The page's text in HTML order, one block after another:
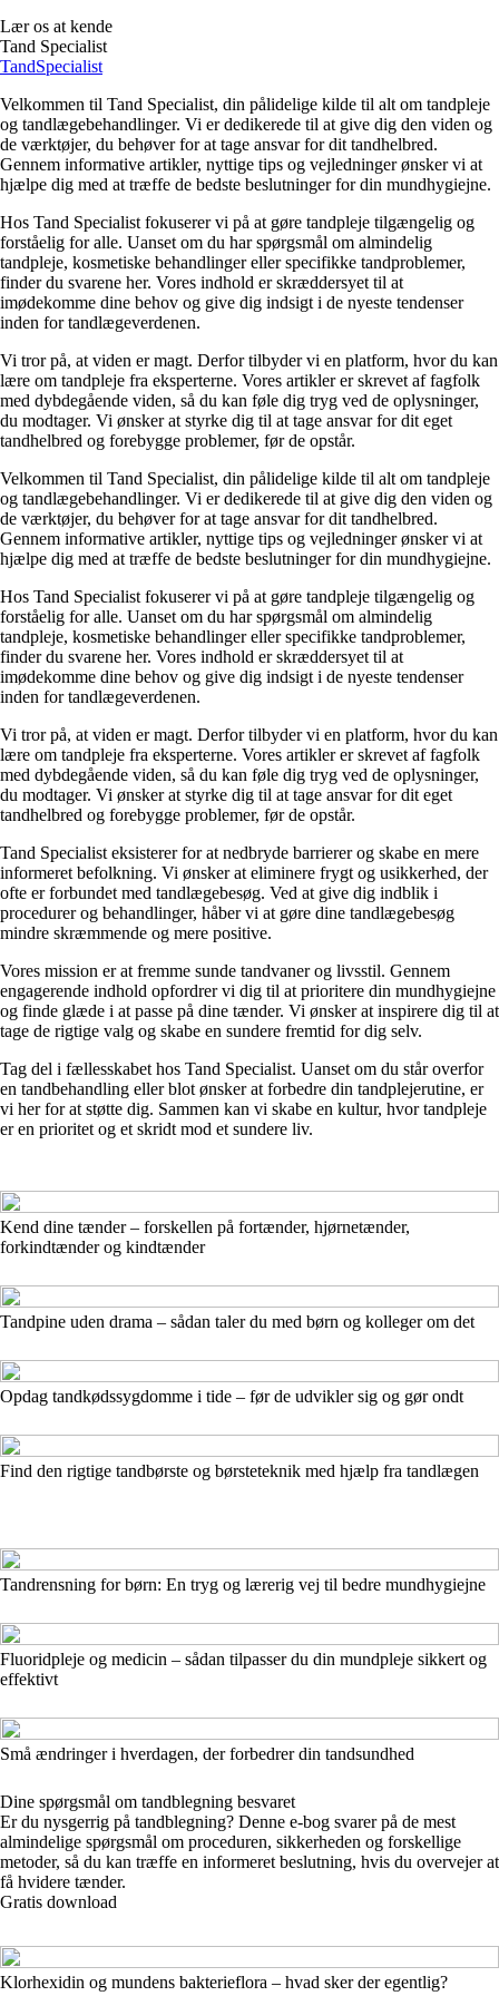
Lær os at kende
Tand Specialist
TandSpecialist
Velkommen til Tand Specialist, din pålidelige kilde til alt om tandpleje
og tandlægebehandlinger. Vi er dedikerede til at give dig den viden og
de værktøjer, du behøver for at tage ansvar for dit tandhelbred.
Gennem informative artikler, nyttige tips og vejledninger ønsker vi at
hjælpe dig med at træffe de bedste beslutninger for din mundhygiejne.
Hos Tand Specialist fokuserer vi på at gøre tandpleje tilgængelig og
forståelig for alle. Uanset om du har spørgsmål om almindelig
tandpleje, kosmetiske behandlinger eller specifikke tandproblemer,
finder du svarene her. Vores indhold er skræddersyet til at
imødekomme dine behov og give dig indsigt i de nyeste tendenser
inden for tandlægeverdenen.
Vi tror på, at viden er magt. Derfor tilbyder vi en platform, hvor du kan
lære om tandpleje fra eksperterne. Vores artikler er skrevet af fagfolk
med dybdegående viden, så du kan føle dig tryg ved de oplysninger,
du modtager. Vi ønsker at styrke dig til at tage ansvar for dit eget
tandhelbred og forebygge problemer, før de opstår.
Velkommen til Tand Specialist, din pålidelige kilde til alt om tandpleje
og tandlægebehandlinger. Vi er dedikerede til at give dig den viden og
de værktøjer, du behøver for at tage ansvar for dit tandhelbred.
Gennem informative artikler, nyttige tips og vejledninger ønsker vi at
hjælpe dig med at træffe de bedste beslutninger for din mundhygiejne.
Hos Tand Specialist fokuserer vi på at gøre tandpleje tilgængelig og
forståelig for alle. Uanset om du har spørgsmål om almindelig
tandpleje, kosmetiske behandlinger eller specifikke tandproblemer,
finder du svarene her. Vores indhold er skræddersyet til at
imødekomme dine behov og give dig indsigt i de nyeste tendenser
inden for tandlægeverdenen.
Vi tror på, at viden er magt. Derfor tilbyder vi en platform, hvor du kan
lære om tandpleje fra eksperterne. Vores artikler er skrevet af fagfolk
med dybdegående viden, så du kan føle dig tryg ved de oplysninger,
du modtager. Vi ønsker at styrke dig til at tage ansvar for dit eget
tandhelbred og forebygge problemer, før de opstår.
Tand Specialist eksisterer for at nedbryde barrierer og skabe en mere
informeret befolkning. Vi ønsker at eliminere frygt og usikkerhed, der
ofte er forbundet med tandlægebesøg. Ved at give dig indblik i
procedurer og behandlinger, håber vi at gøre dine tandlægebesøg
mindre skræmmende og mere positive.
Vores mission er at fremme sunde tandvaner og livsstil. Gennem
engagerende indhold opfordrer vi dig til at prioritere din mundhygiejne
og finde glæde i at passe på dine tænder. Vi ønsker at inspirere dig til at
tage de rigtige valg og skabe en sundere fremtid for dig selv.
Tag del i fællesskabet hos Tand Specialist. Uanset om du står overfor
en tandbehandling eller blot ønsker at forbedre din tandplejerutine, er
vi her for at støtte dig. Sammen kan vi skabe en kultur, hvor tandpleje
er en prioritet og et skridt mod et sundere liv.
Kend dine tænder – forskellen på fortænder, hjørnetænder,
forkindtænder og kindtænder
Tandpine uden drama – sådan taler du med børn og kolleger om det
Opdag tandkødssygdomme i tide – før de udvikler sig og gør ondt
Find den rigtige tandbørste og børsteteknik med hjælp fra tandlægen
Tandrensning for børn: En tryg og lærerig vej til bedre mundhygiejne
Fluoridpleje og medicin – sådan tilpasser du din mundpleje sikkert og
effektivt
Små ændringer i hverdagen, der forbedrer din tandsundhed
Dine spørgsmål om tandblegning besvaret
Er du nysgerrig på tandblegning? Denne e-bog svarer på de mest
almindelige spørgsmål om proceduren, sikkerheden og forskellige
metoder, så du kan træffe en informeret beslutning, hvis du overvejer at
få hvidere tænder.
Gratis download
Klorhexidin og mundens bakterieflora – hvad sker der egentlig?